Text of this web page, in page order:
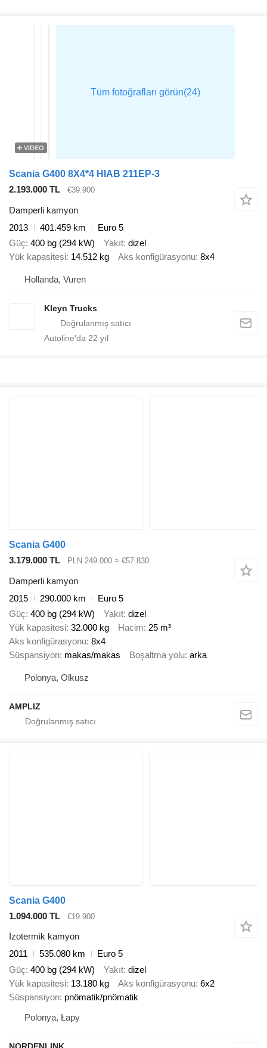
VIDEO
Scania G400 8X4*4 HIAB 211EP-3
2.193.000 TL
€39.900
Damperli kamyon
2013
401.459 km
Euro 5
Güç 400 bg (294 kW) Yakıt dizel
Yük kapasitesi 14.512 kg Aks konfigürasyonu 8x4
Hollanda, Vuren
Kleyn Trucks
Autoline'da 22 yıl
Scania G400
3.179.000 TL
PLN 249.000 ≈ €57.830
Damperli kamyon
2015
290.000 km
Euro 5
Güç 400 bg (294 kW) Yakıt dizel
Yük kapasitesi 32.000 kg Hacim 25 m³
Aks konfigürasyonu 8x4
Süspansiyon makas/makas Boşaltma yolu arka
Polonya, Olkusz
AMPLIZ
Scania G400
1.094.000 TL
€19.900
İzotermik kamyon
2011
535.080 km
Euro 5
Güç 400 bg (294 kW) Yakıt dizel
Yük kapasitesi 13.180 kg Aks konfigürasyonu 6x2
Süspansiyon pnömatik/pnömatik
Polonya, Łapy
NORDENLINK